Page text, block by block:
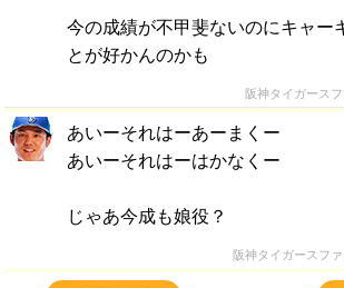
今の成績が不甲斐ないのにキャー
とが好かんのかも
阪神タイガースフ
あいーそれはーあーまくー
あいーそれはーはかなくー
じゃあ今成も娘役？
阪神タイガースファ